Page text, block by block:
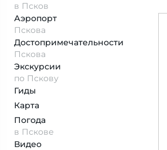
в Псков
Аэропорт
Пскова
Достопримеча­тельности
Пскова
Экскурсии
по Пскову
Гиды
Карта
Погода
в Пскове
Видео